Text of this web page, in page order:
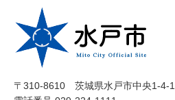
〒310-8610 茨城県水戸市中央1-4-1